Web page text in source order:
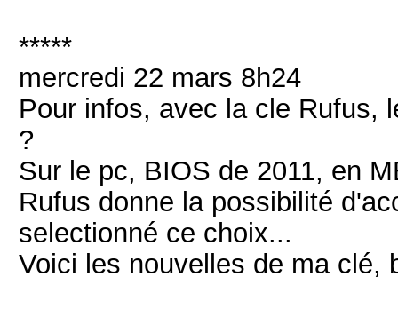
*****
mercredi 22 mars 8h24
Pour infos, avec la cle Rufus,
?
Sur le pc, BIOS de 2011, en
Rufus donne la possibilité
selectionné ce choix...
Voici les nouvelles de ma clé,